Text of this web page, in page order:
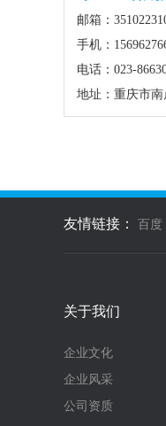
邮箱：
手机：
电话：023-
地址：重庆市
友情链接： 百度
关于我们
企业文化
企业风采
公司资质